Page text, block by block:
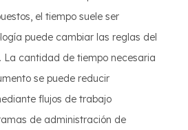
el tiempo suele ser
puede cambiar las reglas del
La cantidad de tiempo necesaria
se puede reducir
flujos de trabajo
de administración de